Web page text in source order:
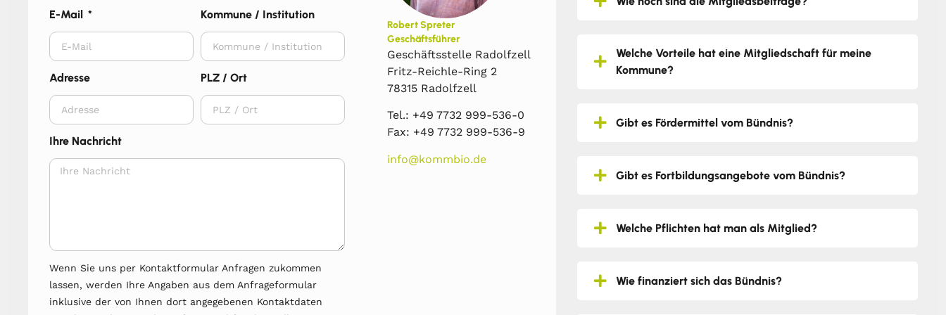
E-Mail Kommune / Institution
Adresse PLZ / Ort
Ihre Nachricht
Wenn Sie uns per Kontaktformular Anfragen zukommen
lassen, werden Ihre Angaben aus dem Anfrageformular
inklusive der von Ihnen dort angegebenen Kontaktdaten
Robert Spreter
Geschäftsführer
Geschäftsstelle Radolfzell
Fritz-Reichle-Ring 2
78315 Radolfzell
Tel.: +49 7732 999-536-0
Fax: +49 7732 999-536-9
info@kommbio.de
Welche Vorteile hat eine Mitgliedschaft für meine
Kommune?
Gibt es Fördermittel vom Bündnis?
Gibt es Fortbildungsangebote vom Bündnis?
Welche Pflichten hat man als Mitglied?
Wie finanziert sich das Bündnis?